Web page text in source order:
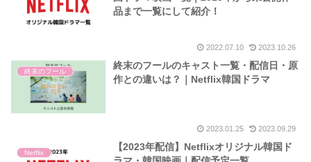
品まで一覧にして紹介！
2022.07.10 2023.10.26
終末のフール
終末のフールのキャスト一覧・配信日・原
作との違いは？｜Netflix韓国ドラマ
2023.01.25 2023.09.29
Netflix
【2023年配信】Netflixオリジナル韓国ド